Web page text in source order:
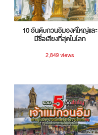
10 อันดับกวนอิมองค์ใหญ่และ
มีชื่อเสียงที่สุดในโลก
2,849 views